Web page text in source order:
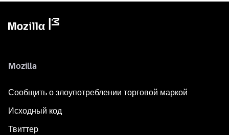
Mozilla
Сообщить о злоупотреблении торговой маркой
Исходный код
Твиттер